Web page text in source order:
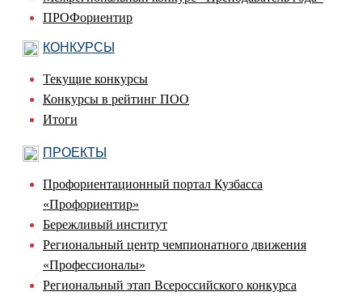
ПРОФориентир
КОНКУРСЫ
Текущие конкурсы
Конкурсы в рейтинг ПОО
Итоги
ПРОЕКТЫ
Профориентационный портал Кузбасса
«Профориентир»
Бережливый институт
Региональный центр чемпионатного движения
«Профессионалы»
Региональный этап Всероссийского конкурса